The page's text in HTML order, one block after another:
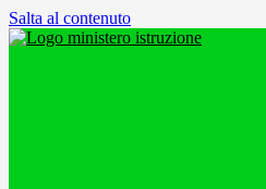
Salta al contenuto